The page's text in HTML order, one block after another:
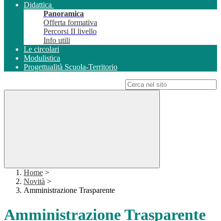
Didattica
Panoramica
Offerta formativa
Percorsi II livello
Info utili
Le circolari
Modulistica
Progettualità Scuola-Territorio
Home >
Novità >
Amministrazione Trasparente
Amministrazione Trasparente